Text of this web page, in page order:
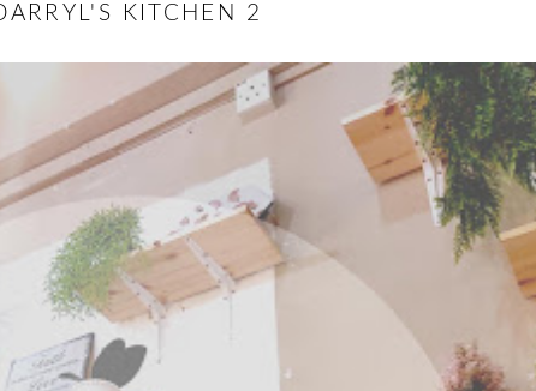
DARRYL'S KITCHEN 2